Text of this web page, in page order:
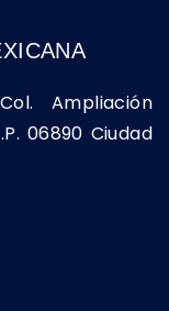
Ampliación
06890 Ciudad